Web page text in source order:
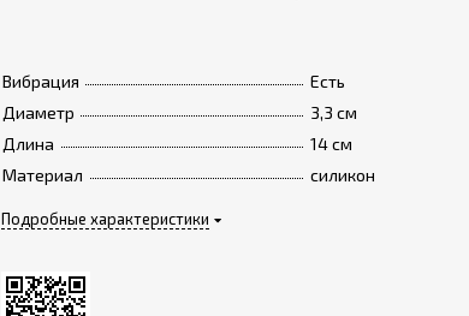
Вибрация
Есть
Диаметр
3,3 см
Длина
14 см
Материал
силикон
Подробные характеристики